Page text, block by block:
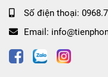
Số điện thoại:
Email: